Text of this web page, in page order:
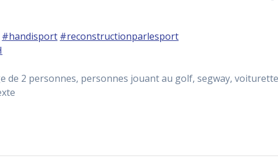
#handisport #reconstructionparlesport